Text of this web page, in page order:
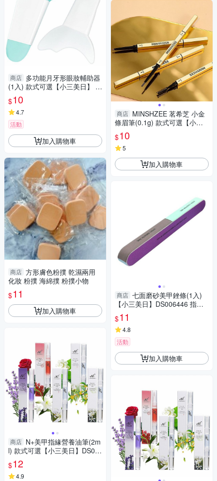
商店 多功能月牙形眼妝輔助器
(1入) 款式可選【小三美日】 D
S017466
$10
4.7
活動
加入購物車
商店 方形膚色粉撲 乾濕兩用
化妝 粉撲 海綿撲 粉撲小物
$11
加入購物車
商店 N+美甲指緣營養油筆(2m
l) 款式可選【小三美日】DS02
1049
$12
4.9
商店 MINSHZEE 茗希芝 小金
條眉筆(0.1g) 款式可選【小三
美日】 DS019917 美妝
$10
5
加入購物車
商店 七面磨砂美甲銼條(1入)
【小三美日】DS006446 指甲
搓刀／修甲
$11
4.8
活動
加入購物車